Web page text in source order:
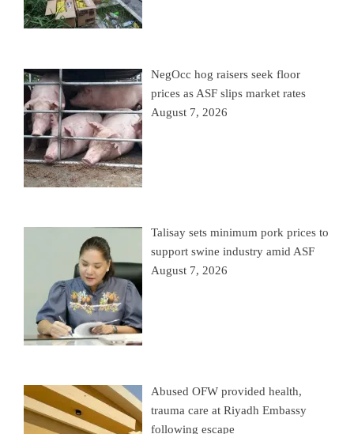
NegOcc hog raisers seek floor
prices as ASF slips market rates
August 7, 2026
Talisay sets minimum pork prices to
support swine industry amid ASF
August 7, 2026
Abused OFW provided health,
trauma care at Riyadh Embassy
following escape